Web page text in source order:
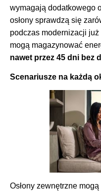
wymagają dodatkowego
osłony sprawdzą się
podczas modernizacji
mogą magazynować
nawet przez 45 dni bez
Scenariusze na każdą
Osłony zewnętrzne